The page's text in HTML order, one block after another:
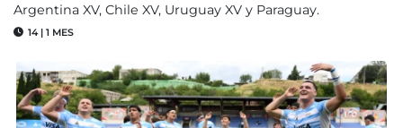
Argentina XV, Chile XV, Uruguay XV y Paraguay.
14| 1 MES